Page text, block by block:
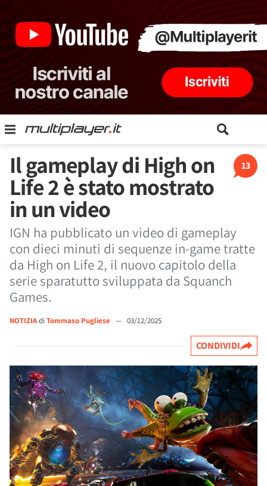
13
Il gameplay di High on
Life 2 è stato mostrato
in un video
IGN ha pubblicato un video di gameplay
con dieci minuti di sequenze in-game tratte
da High on Life 2, il nuovo capitolo della
serie sparatutto sviluppata da Squanch
Games.
NOTIZIAdi Tommaso Pugliese — 03/12/2025
CONDIVIDI